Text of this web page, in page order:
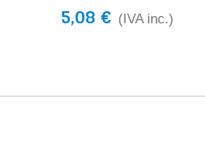
5,08 € (IVA inc.)